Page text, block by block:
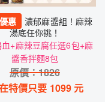
惠
濃郁麻醬組！麻辣
湯底任你挑！
血+麻辣豆腐任選6包+麻
醬香拌麵8包
原價：1826
特價只要 1099 元